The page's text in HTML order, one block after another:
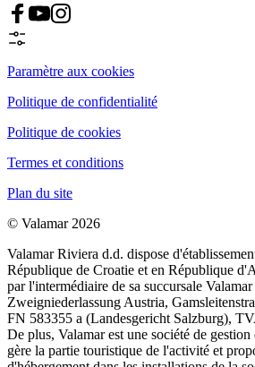
Paramètre aux cookies
Politique de confidentialité
Politique de cookies
Termes et conditions
Plan du site
© Valamar 2026
Valamar Riviera d.d. dispose
République de Croatie et en République
par l'intermédiaire de sa succursale
Zweigniederlassung Austria,
FN 583355 a (Landesgericht Salzburg),
De plus, Valamar est une société de
gère la partie touristique de l'activité et